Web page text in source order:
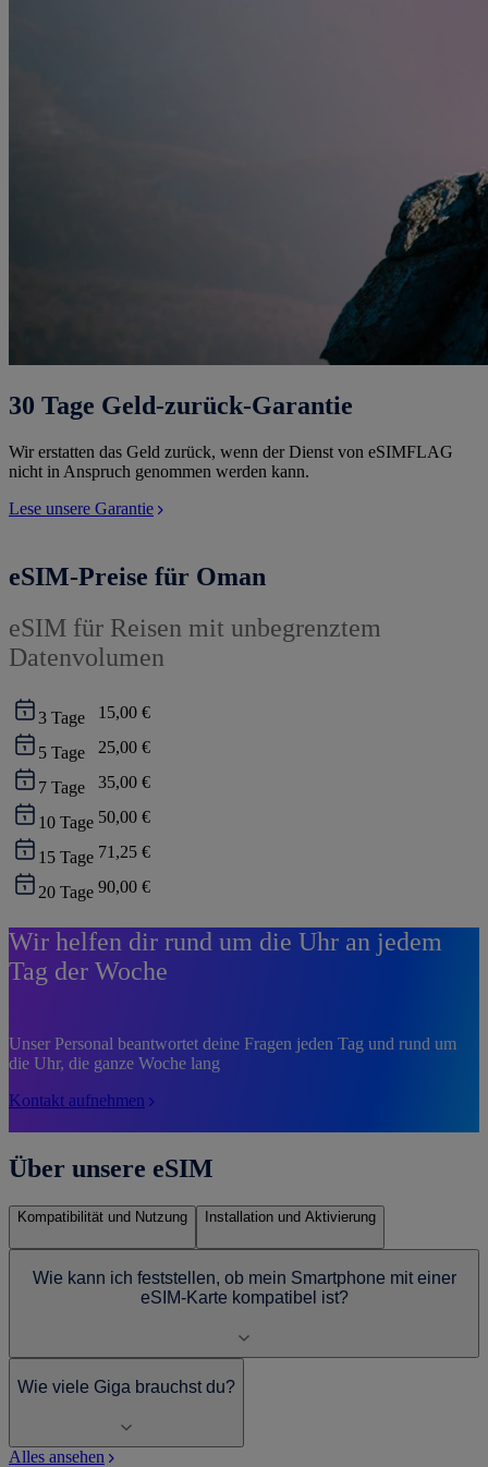
30 Tage Geld-zurück-Garantie
Wir erstatten das Geld zurück, wenn der Dienst von eSIMFLAG
nicht in Anspruch genommen werden kann.
Lese unsere Garantie
eSIM-Preise für Oman
eSIM für Reisen mit unbegrenztem
Datenvolumen
3 Tage 15,00 €
5 Tage 25,00 €
7 Tage 35,00 €
10 Tage 50,00 €
15 Tage 71,25 €
20 Tage 90,00 €
Wir helfen dir rund um die Uhr an jedem
Tag der Woche
Unser Personal beantwortet deine Fragen jeden Tag und rund um
die Uhr, die ganze Woche lang
Kontakt aufnehmen
Über unsere eSIM
Kompatibilität und Nutzung Installation und Aktivierung
Wie kann ich feststellen, ob mein Smartphone mit einer
eSIM-Karte kompatibel ist?
Wie viele Giga brauchst du?
Alles ansehen